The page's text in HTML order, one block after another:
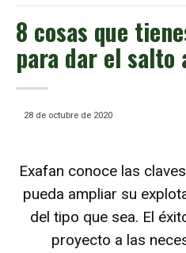
8 cosas que
para dar el salto
28 de octubre de 2020
Exafan conoce las
pueda ampliar su
del tipo que sea. El
proyecto a las